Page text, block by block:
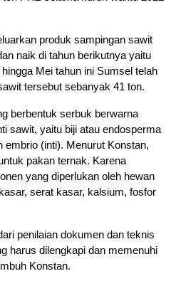
produk sampingan sawit
naik di tahun berikutnya yaitu
Mei tahun ini Sumsel telah
tersebut sebanyak 41 ton.
berbentuk serbuk berwarna
sawit, yaitu biji atau endosperma
embrio (inti). Menurut Konstan,
pakan ternak. Karena
yang diperlukan oleh hewan
serat kasar, kalsium, fosfor
penilaian dokumen dan teknis
harus dilengkapi dan memenuhi
Konstan.